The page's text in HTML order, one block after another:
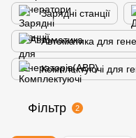
Зарядні станції
Автоматика для
Комплектуючі для
Фільтр 2